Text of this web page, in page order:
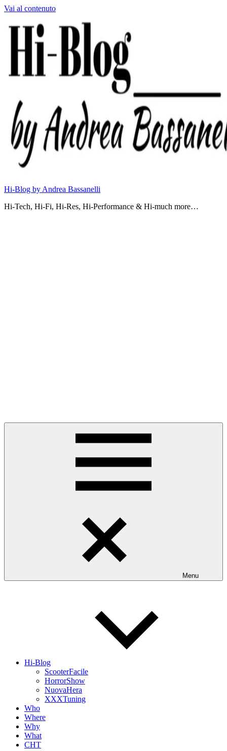
Vai al contenuto
Hi-Blog by Andrea Bassanelli
Hi-Tech, Hi-Fi, Hi-Res, Hi-Performance & Hi-much more…
Menu
Hi-Blog
ScooterFacile
HorrorShow
NuovaHera
XXXTuning
Who
Where
Why
What
CHT